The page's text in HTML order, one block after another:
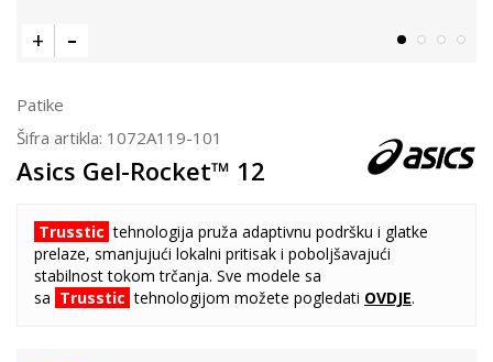
Patike
Šifra artikla: 1072A119-101
Asics Gel-Rocket™ 12
Trusstic tehnologija pruža adaptivnu podršku i glatke
prelaze, smanjujući lokalni pritisak i poboljšavajući
stabilnost tokom trčanja. Sve modele sa
sa Trusstic tehnologijom možete pogledati OVDJE.